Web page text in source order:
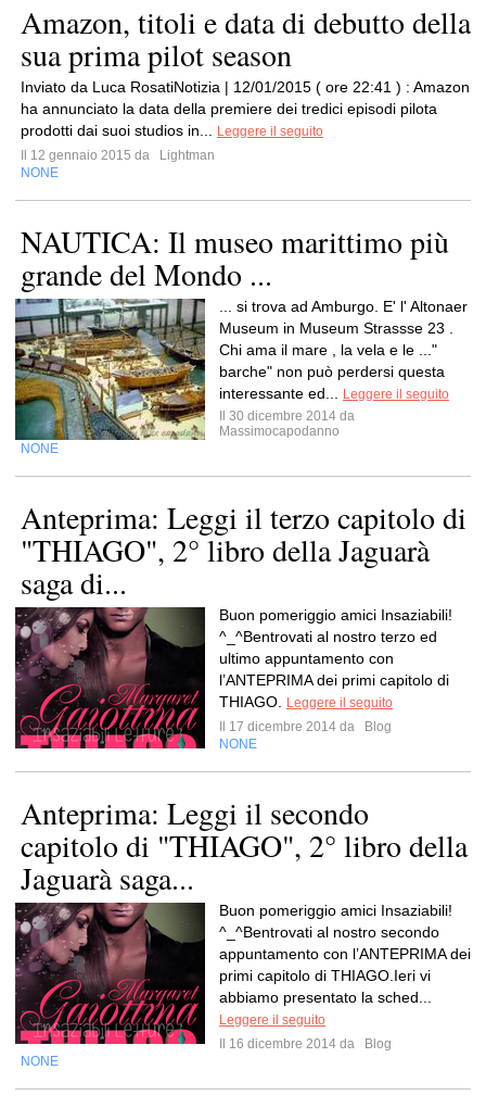
Amazon, titoli e data di debutto della
sua prima pilot season
Inviato da Luca RosatiNotizia | 12/01/2015 ( ore 22:41 ) : Amazon
ha annunciato la data della premiere dei tredici episodi pilota
prodotti dai suoi studios in...
Leggere il seguito
Il 12 gennaio 2015 da
Lightman
NONE
NAUTICA: Il museo marittimo più
grande del Mondo ...
... si trova ad Amburgo. E' l' Altonaer
Museum in Museum Strassse 23 .
Chi ama il mare , la vela e le ..."
barche" non può perdersi questa
interessante ed...
Leggere il seguito
Il 30 dicembre 2014 da
Massimocapodanno
NONE
Anteprima: Leggi il terzo capitolo di
"THIAGO", 2° libro della Jaguarà
saga di...
Buon pomeriggio amici Insaziabili!
^_^Bentrovati al nostro terzo ed
ultimo appuntamento con
l’ANTEPRIMA dei primi capitolo di
THIAGO.
Leggere il seguito
Il 17 dicembre 2014 da
Blog
NONE
Anteprima: Leggi il secondo
capitolo di "THIAGO", 2° libro della
Jaguarà saga...
Buon pomeriggio amici Insaziabili!
^_^Bentrovati al nostro secondo
appuntamento con l’ANTEPRIMA dei
primi capitolo di THIAGO.Ieri vi
abbiamo presentato la sched...
Leggere il seguito
Il 16 dicembre 2014 da
Blog
NONE